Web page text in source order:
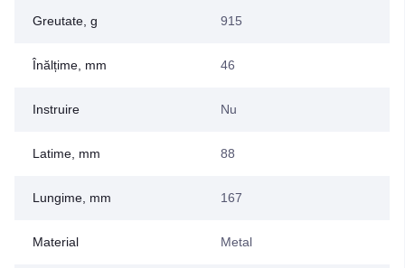
Greutate, g 915
Înălțime, mm 46
Instruire Nu
Latime, mm 88
Lungime, mm 167
Material Metal